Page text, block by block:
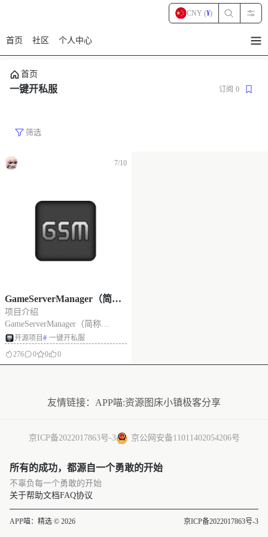
首页 社区 个人中心
CNY (¥)
首页
一键开私服 订阅 0
筛选
7/10
GameServerManager（简称
GSManager）：游戏开服一
站式面板
项目介绍
GameServerManager（简称
GSManager）是一个基
器管理平台，专为简化游戏服务
支持幻兽帕鲁 、我的世界、杀戮
开源项目 # 一键开私服
276
0 0 0
友情链接： APP喵:资源 图床小镇极客分享
京ICP备2022017863号-3 京公网安备11011402054206号
所有的成功，都源自一个勇敢的开始
不辜负每一个勇敢的开始
关于帮助文档FAQ协议
APP喵：精选 © 2026 京ICP备2022017863号-3